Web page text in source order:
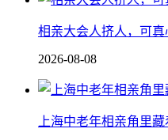
相亲大会人挤人，可
2026-08-08
上海中老年相亲角里